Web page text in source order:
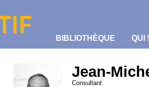
BIBLIOTHÈQUE QUI
Jean-
Consultant